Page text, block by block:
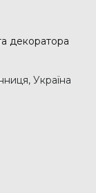
декоратора
Україна